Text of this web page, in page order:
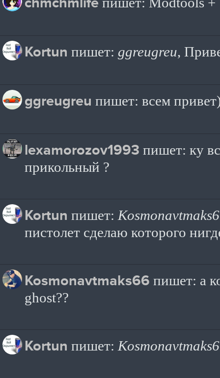
Kortun пишет: ggreugreu,
ggreugreu пишет: всем
lexamorozov1993 пишет: ку
прикольный ?
Kortun пишет:
пистолет сделаю которого
Kosmonavtmaks66 пишет: а
ghost??
Kortun пишет: